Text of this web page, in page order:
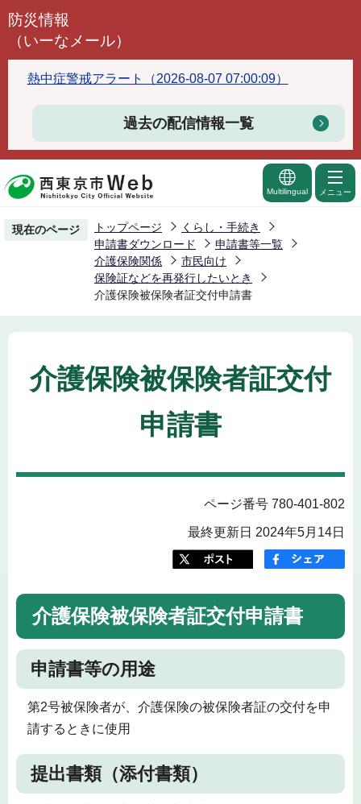
こ
頭
で
防災情報
（いーなメール）
熱中症警戒アラート（2026-08-07 07:00:09）
過去の配信情報一覧
Multilingual メニュー
現在のページ トップページ
くらし・手続き
申請書ダウンロード
申請書等一覧
介護保険関係
市民向け
保険証などを再発行したいとき
介護保険被保険者証交付申請書
介護保険被保険者証交付
申請書
ページ番号 780-401-802
最終更新日 2024年5月14日
介護保険被保険者証交付申請書
申請書等の用途
第2号被保険者が、介護保険の被保険者証の交付を申
請するときに使用
提出書類（添付書類）